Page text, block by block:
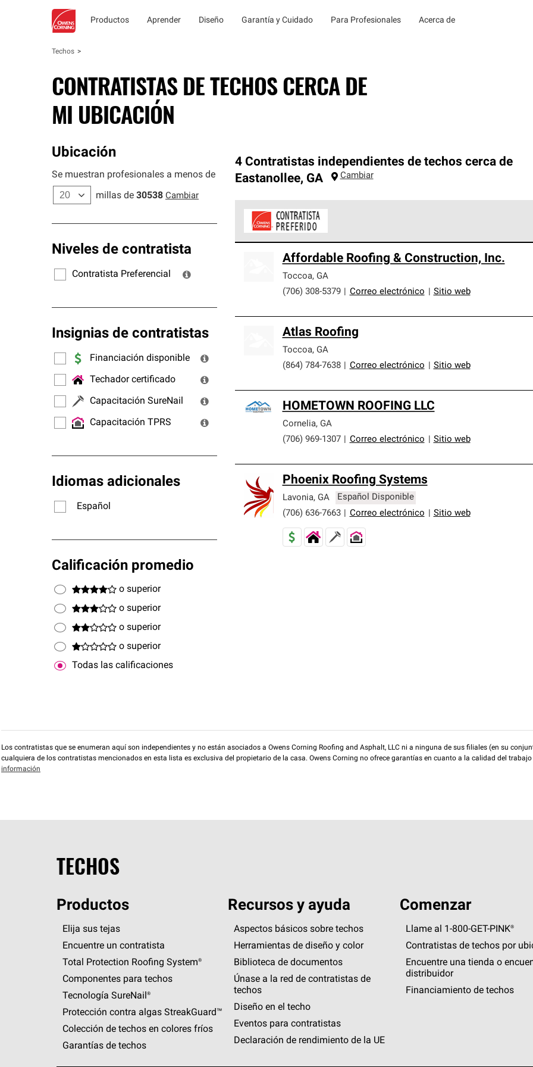
Productos Aprender Diseño Garantía y Cuidado Para Profesionales Acerca de
Techos
CONTRATISTAS DE TECHOS CERCA DE
MI UBICACIÓN
Ubicación
Se muestran profesionales a menos de
millas de 30538 Cambiar
Niveles de contratista
Contratista Preferencial
Insignias de contratistas
Financiación disponible
Techador certificado
Capacitación SureNail
Capacitación TPRS
Idiomas adicionales
Español
Calificación promedio
o superior
o superior
o superior
o superior
Todas las calificaciones
4 Contratistas independientes de techos cerca de
Eastanollee, GA Cambiar
cumplen con altos estándares y requisitos estrictos de
Affordable Roofing & Construction, Inc.
Toccoa, GA
(706) 308-5379
Correo electrónico Sitio web
Atlas Roofing
Toccoa, GA
(864) 784-7638
Correo electrónico Sitio web
HOMETOWN ROOFING LLC
Cornelia, GA
(706) 969-1307
Correo electrónico Sitio web
Phoenix Roofing Systems
Lavonia, GA
Español Disponible
(706) 636-7663
Correo electrónico Sitio web
Los contratistas que se enumeran aquí son independientes y no están asociados a Owens Corning Roofing and Asphalt, LLC ni a ninguna de sus filiales (en su
cualquiera de los contratistas mencionados en esta lista es exclusiva del propietario de la casa. Owens Corning no ofrece garantías en cuanto a la calidad del
información
TECHOS
Productos
Elija sus tejas
Encuentre un contratista
Total Protection Roofing System®
Componentes para techos
Tecnología SureNail®
Protección contra algas StreakGuard™
Colección de techos en colores fríos
Garantías de techos
Recursos y ayuda
Aspectos básicos sobre techos
Herramientas de diseño y color
Biblioteca de documentos
Únase a la red de contratistas de
techos
Diseño en el techo
Eventos para contratistas
Declaración de rendimiento de la UE
Comenzar
Llame al 1-800-GET -PINK®
Contratistas de techos por
Encuentre una tienda o
distribuidor
Financiamiento de techos